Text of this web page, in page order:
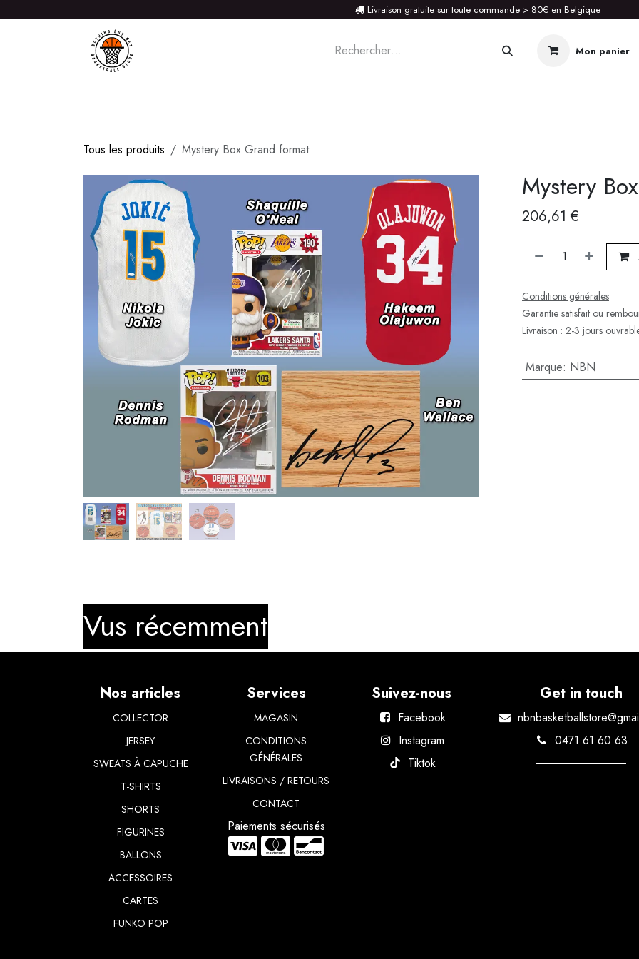
Livraison gratuite sur toute commande > 80€ en Belgique
Mon panier
Tous les produits Mystery Box Grand format
Mystery
206,61 €
Conditions générales
Garantie satisfait ou
Livraison : 2-3 jours
Marque: NBN
Vus récemment
Nos articles
COLLECTOR
JERSEY
SWEATS À CAPUCHE
T-SHIRTS
​SHORTS
FIGURINES
BALLONS
ACCESSOIRES
CARTES
FUNKO POP
Services
MAGASIN
CONDITIONS
GÉNÉRALES
LIVRAISONS / RETOURS
CONTACT
Paiements sécurisés
Suivez-nous
Facebook
Instagram
Tiktok
Get in touch
0471 61 60 63